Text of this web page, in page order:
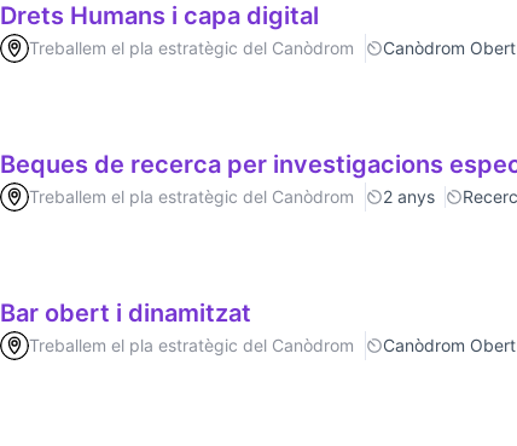
Drets Humans i capa digital
Treballem el pla estratègic del Canòdrom Canòdrom Obert
Beques de recerca per investigacions
Treballem el pla estratègic del Canòdrom 2 anys
Bar obert i dinamitzat
Treballem el pla estratègic del Canòdrom Canòdrom Obert